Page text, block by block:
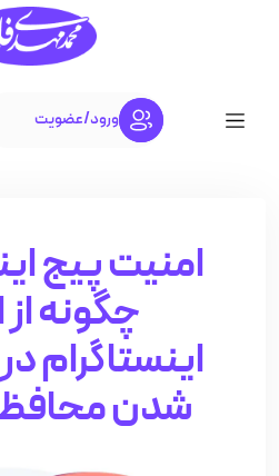
ورود/عضویت
امنیت پیج
چگونه از
اینستاگرام
شدن